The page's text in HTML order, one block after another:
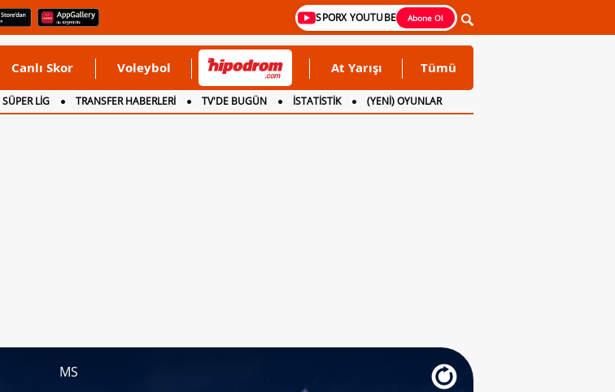
SPORX YOUTUBE Abone Ol
Canlı Skor Voleybol At Yarışı Tümü
SÜPER LİG TRANSFER HABERLERİ TV'DE BUGÜN İSTATİSTİK
(YENİ) OYUNLAR
MS